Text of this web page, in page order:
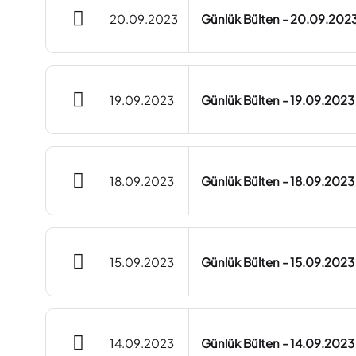
20.09.2023 Günlük Bülten -
19.09.2023 Günlük Bülten - 19.09.2023
18.09.2023 Günlük Bülten - 18.09.2023
15.09.2023 Günlük Bülten - 15.09.2023
14.09.2023 Günlük Bülten - 14.09.2023